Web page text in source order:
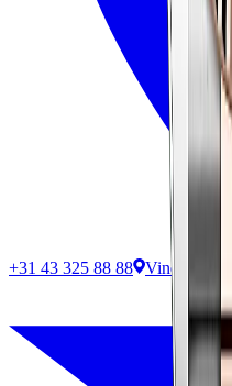
+31 43 325 88 88 Vind ons